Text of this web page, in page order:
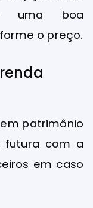
uma boa
o preço.
patrimônio
futura com a
em caso